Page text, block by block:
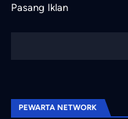
Pasang Iklan
PEWARTA NETWORK